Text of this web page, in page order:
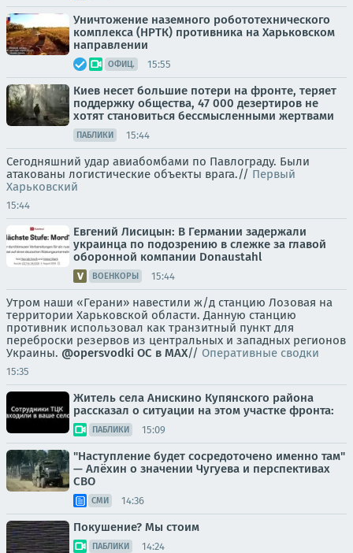
Уничтожение наземного робототехнического
комплекса (НРТК) противника на Харьковском
направлении
ОФИЦ. 15:55
Киев несет большие потери на фронте, теряет
поддержку общества, 47 000 дезертиров не
хотят становиться бессмысленными жертвами
ПАБЛИКИ 15:44
Сегодняшний удар авиабомбами по Павлограду. Были
атакованы логистические объекты врага.// Первый
Харьковский
15:44
Евгений Лисицын: В Германии задержали
украинца по подозрению в слежке за главой
оборонной компании Donaustahl
ВОЕНКОРЫ 15:44
Утром наши «Герани» навестили ж/д станцию Лозовая на
территории Харьковской области. Данную станцию
противник использовал как транзитный пункт для
переброски резервов из центральных и западных регионов
Украины. @opersvodki ОС в MAX// Оперативные сводки
15:35
Житель села Анискино Купянского района
рассказал о ситуации на этом участке фронта:
ПАБЛИКИ 15:09
"Наступление будет сосредоточено именно там"
— Алёхин о значении Чугуева и перспективах
СВО
СМИ 14:36
Покушение? Мы стоим
ПАБЛИКИ 14:24